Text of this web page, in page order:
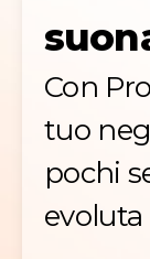
Con
tuo
pochi
evoluta